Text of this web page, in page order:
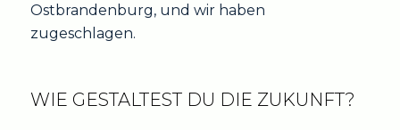
Ostbrandenburg, und wir haben
zugeschlagen.
WIE GESTALTEST DU DIE ZUKUNFT?